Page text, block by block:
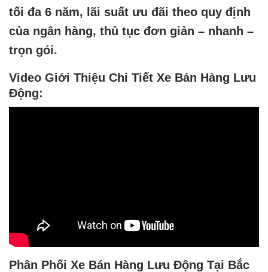
tối đa 6 năm, lãi suất ưu đãi theo quy định
của ngân hàng, thủ tục đơn giản – nhanh –
trọn gói.
Video Giới Thiệu Chi Tiết Xe Bán Hàng Lưu
Động:
Phân Phối Xe Bán Hàng Lưu Động Tại Bắc